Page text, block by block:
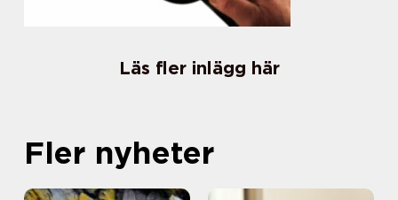
Läs fler inlägg här
Fler nyheter